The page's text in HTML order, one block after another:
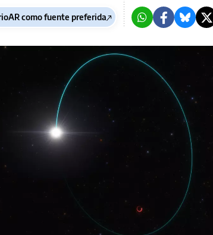
como fuente preferida